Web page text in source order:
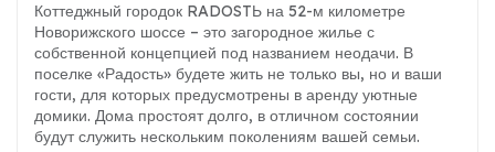
Коттеджный городок RADOSTЬ на 52-м километре
Новорижского шоссе – это загородное жилье с
собственной концепцией под названием неодачи. В
поселке «Радость» будете жить не только вы, но и ваши
гости, для которых предусмотрены в аренду уютные
домики. Дома простоят долго, в отличном состоянии
будут служить нескольким поколениям вашей семьи.